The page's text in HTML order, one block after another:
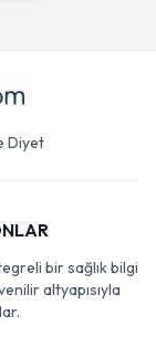
Diyet
bir sağlık bilgi
altyapısıyla